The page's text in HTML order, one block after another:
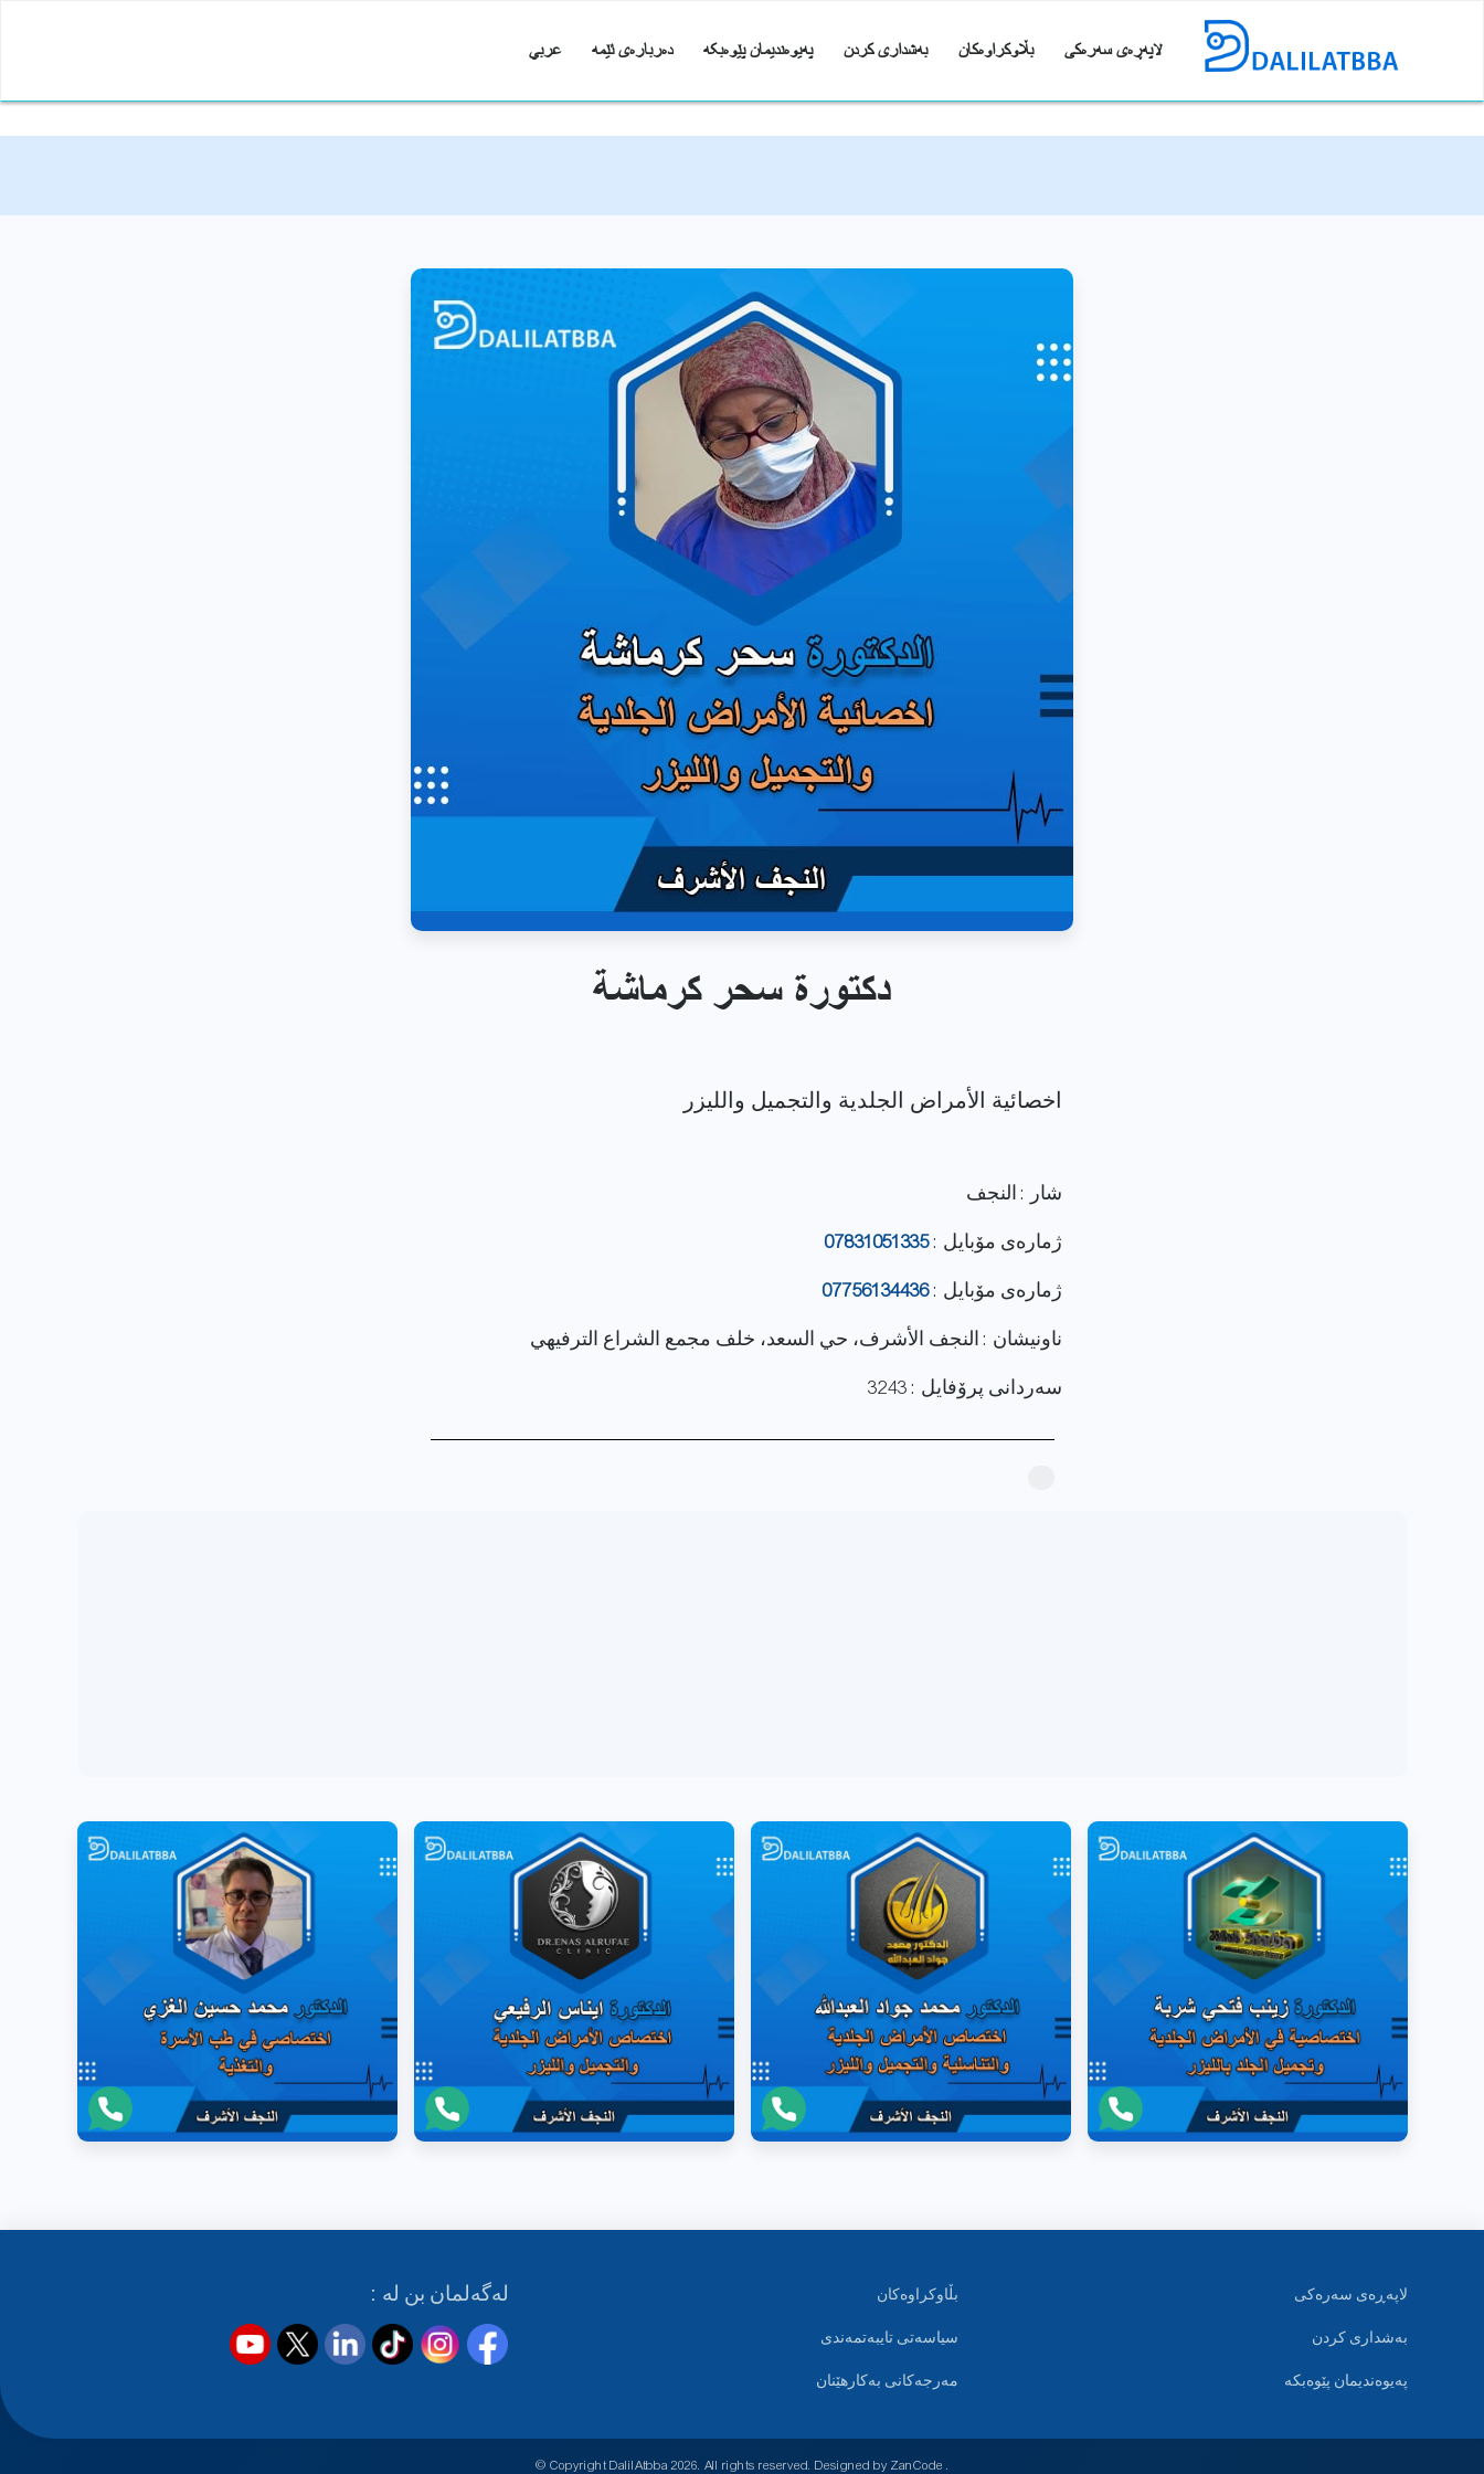
لاپەڕەی سەرەکی بڵاوکراوەکان بەشداری کردن پەیوەندیمان پێوەبکە دەربارەی ئێمە عربي
دكتورة سحر كرماشة
شار : النجف
ژماره‌ی مۆبایل :07831051335
ژماره‌ی مۆبایل :07756134436
ناونيشان : النجف الأشرف، حي السعد، خلف مجمع الشراع الترفيهي
سەردانی پرۆفایل : 3243
لاپەڕەی سەرەکی
بەشداری کردن
پەیوەندیمان پێوەبکە
بڵاوکراوەکان
سیاسەتی تایبەتمەندی
مەرجەکانی بەکارهێنان
لەگەلمان بن لە :
© Copyright DalilAtbba 2026 . All rights reserved. Designed by ZanCode